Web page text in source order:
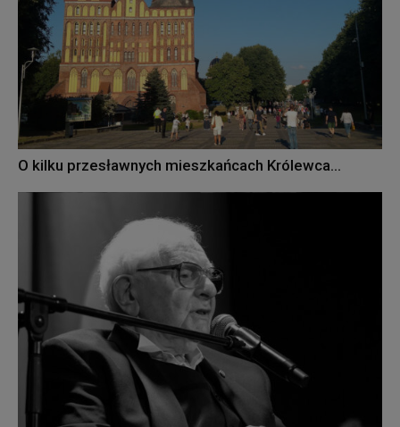
O kilku przesławnych mieszkańcach Królewca…